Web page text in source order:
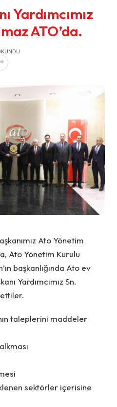
Yardımcımız
ATO’da.
Ato Yönetim
Ato Yönetim Kurulu
başkanlığında Ato ev
Yardımcımız Sn.
taleplerini maddeler
sektörler içerisine